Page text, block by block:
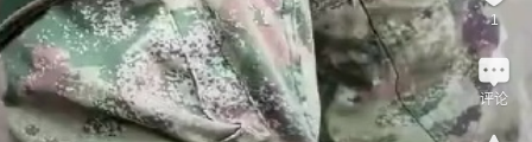
1
评论